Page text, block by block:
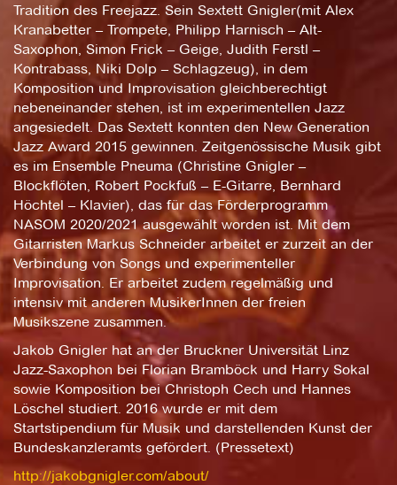
Tradition des Freejazz. Sein Sextett Gnigler(mit Alex
Kranabetter – Trompete, Philipp Harnisch – Alt-
Saxophon, Simon Frick – Geige, Judith Ferstl –
Kontrabass, Niki Dolp – Schlagzeug), in dem
Komposition und Improvisation gleichberechtigt
nebeneinander stehen, ist im experimentellen Jazz
angesiedelt. Das Sextett konnten den New Generation
Jazz Award 2015 gewinnen. Zeitgenössische Musik gibt
es im Ensemble Pneuma (Christine Gnigler –
Blockflöten, Robert Pockfuß – E-Gitarre, Bernhard
Höchtel – Klavier), das für das Förderprogramm
NASOM 2020/2021 ausgewählt worden ist. Mit dem
Gitarristen Markus Schneider arbeitet er zurzeit an der
Verbindung von Songs und experimenteller
Improvisation. Er arbeitet zudem regelmäßig und
intensiv mit anderen MusikerInnen der freien
Musikszene zusammen.
Jakob Gnigler hat an der Bruckner Universität Linz
Jazz-Saxophon bei Florian Bramböck und Harry Sokal
sowie Komposition bei Christoph Cech und Hannes
Löschel studiert. 2016 wurde er mit dem
Startstipendium für Musik und darstellenden Kunst der
Bundeskanzleramts gefördert. (Pressetext)
http://jakobgnigler.com/about/